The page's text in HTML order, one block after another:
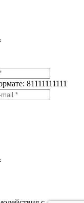
81111111111